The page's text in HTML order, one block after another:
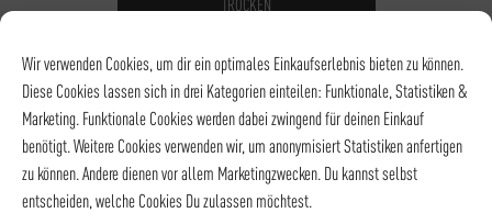
Wir verwenden Cookies, um dir ein optimales Einkaufserlebnis bieten zu können.
Diese Cookies lassen sich in drei Kategorien einteilen: Funktionale, Statistiken &
Marketing. Funktionale Cookies werden dabei zwingend für deinen Einkauf
benötigt. Weitere Cookies verwenden wir, um anonymisiert Statistiken anfertigen
zu können. Andere dienen vor allem Marketingzwecken. Du kannst selbst
entscheiden, welche Cookies Du zulassen möchtest.